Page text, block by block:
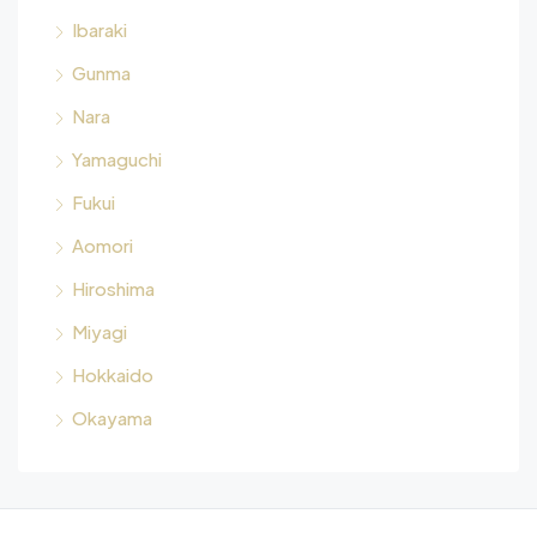
Ibaraki
Gunma
Nara
Yamaguchi
Fukui
Aomori
Hiroshima
Miyagi
Hokkaido
Okayama